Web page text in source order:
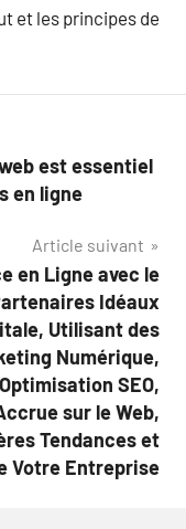
et les principes de
est essentiel
en ligne
Article suivant
en Ligne avec le
Idéaux
Utilisant des
Numérique,
SEO,
sur le Web,
Tendances et
Votre Entreprise